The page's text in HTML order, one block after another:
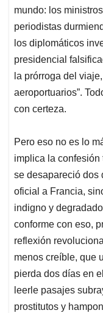
mundo: los
periodistas
los diplomáticos
presidencial
la prórroga del
aeroportuarios”.
con certeza.
Pero eso no es lo
implica la confesión
se desapareció dos
oficial a Francia,
indigno y
conforme con eso,
reflexión
menos creíble, que
pierda dos días en
leerle pasajes
prostitutos y